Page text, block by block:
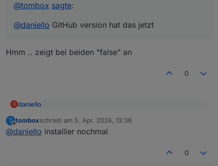
@tombox sagte:
@daniello GitHub version hat das jetzt
Hmm .. zeigt bei beiden "false" an
0
D daniello
@danielloGitHub version hat das jetzt
Hmm .. zeigt bei beiden "false" an
T
Offline
tomboxschrieb am 5. Apr. 2026, 13:36
zuletzt editiert von
@daniello installier nochmal
0